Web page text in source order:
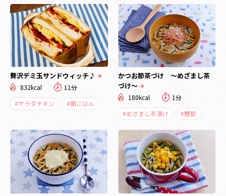
贅沢デミ玉サンドウィッチ♪
832kcal
11分
#サラダチキン
#朝ごはん
かつお節茶づけ ～めざまし茶
づけ～
180kcal
1分
#めざまし茶漬け
#鰹節